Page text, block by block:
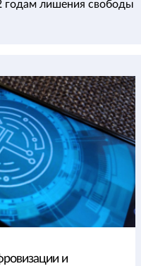
годам лишения свободы
и